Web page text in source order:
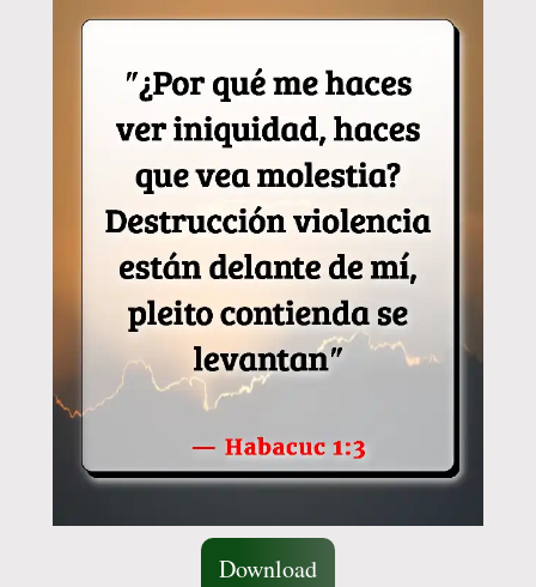
Download